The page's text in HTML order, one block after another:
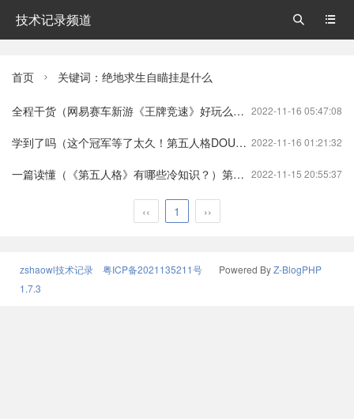
技术记录频道 

首页  关键词：绝地求生自瞄挂是什么
2022-11-16 05:47:08
全程干货（网易赛车新游《王牌竞速》好玩么？）王牌竞速 好玩吗王牌竞速
2022-11-16 01:21:32
学到了吗（这个冠军等了太久！第五人格DOU5落幕，“大魔王”夙愿终于实现）第五人格dou5电子竞技俱乐部微博第五人格
2022-11-15 20:55:37
一篇读懂（《第五人格》有哪些冷知识？）第五人格的一些小知识第五人格
‹‹ 1 ››
zshaowl技术记录 粤ICP备2021135211号 Powered ByZ-BlogPHP
1.7.3